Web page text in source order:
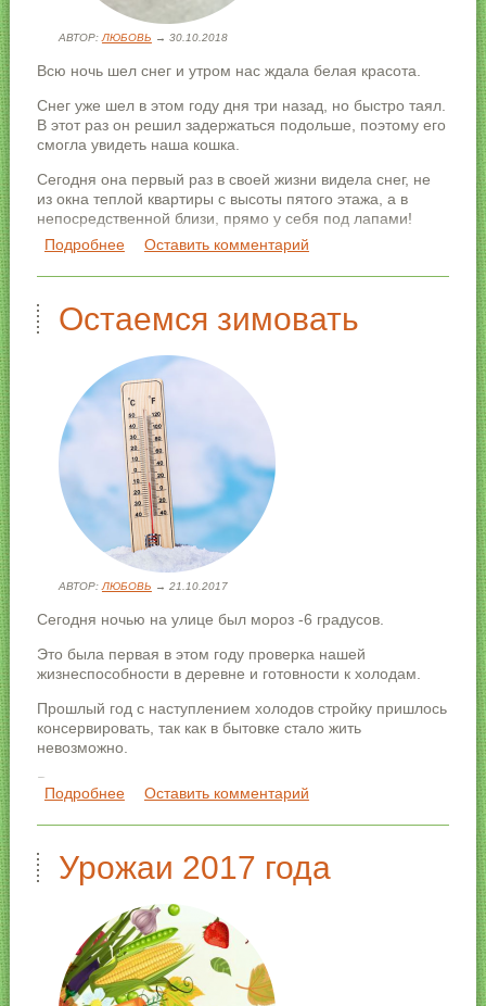
АВТОР: ЛЮБОВЬ → 30.10.2018
Всю ночь шел снег и утром нас ждала белая красота.
Снег уже шел в этом году дня три назад, но быстро таял.
В этот раз он решил задержаться подольше, поэтому его
смогла увидеть наша кошка.
Сегодня она первый раз в своей жизни видела снег, не
из окна теплой квартиры с высоты пятого этажа, а в
непосредственной близи, прямо у себя под лапами!
Подробнеео Кошка впервые увидела снег
Оставить комментарий
Остаемся зимовать
АВТОР: ЛЮБОВЬ → 21.10.2017
Сегодня ночью на улице был мороз -6 градусов.
Это была первая в этом году проверка нашей
жизнеспособности в деревне и готовности к холодам.
Прошлый год с наступлением холодов стройку пришлось
консервировать, так как в бытовке стало жить
невозможно.
В этом году холода мы встретили уже с частично
утепленным домом.
Подробнеео Остаемся зимовать
Оставить комментарий
Урожаи 2017 года